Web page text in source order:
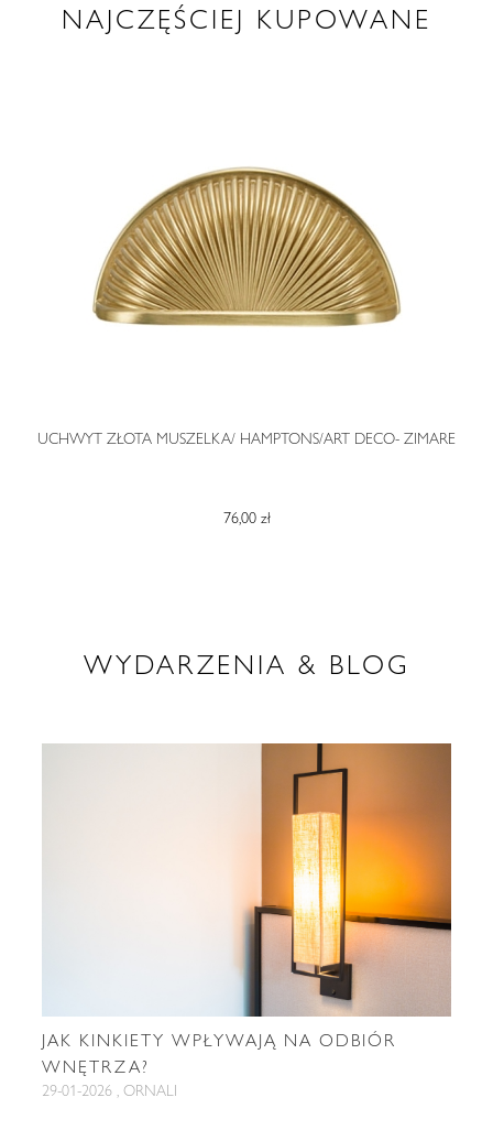
NAJCZĘŚCIEJ KUPOWANE
UCHWYT ZŁOTA MUSZELKA/ HAMPTONS/ART DECO- ZIMARE
76,00 zł
WYDARZENIA & BLOG
JAK KINKIETY WPŁYWAJĄ NA ODBIÓR
WNĘTRZA?
29-01-2026 , ORNALI